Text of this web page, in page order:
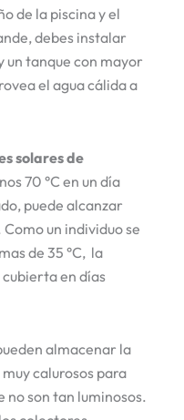
de la piscina y el
debes instalar
un tanque con mayor
el agua cálida a
solares de
70 °C en un día
puede alcanzar
un individuo se
de 35 °C, la
en días
almacenar la
calurosos para
no son tan luminosos.